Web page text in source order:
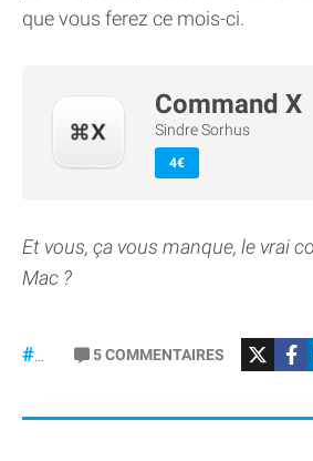
que vous ferez ce mois-ci.
Command X
Sindre Sorhus
4€
Et vous, ça vous manque, le vrai
Mac ?
5COMMENTAIRES